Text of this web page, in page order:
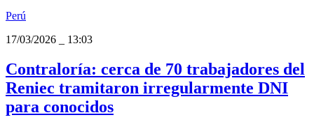
Perú
17/03/2026
13:03
Contraloría: cerca de 70 trabajadores del
Reniec tramitaron irregularmente DNI
para conocidos